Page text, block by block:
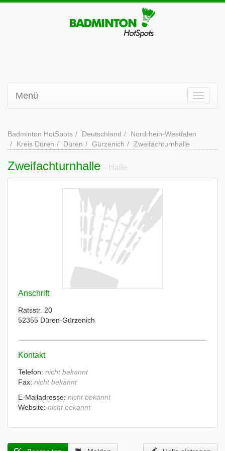
Menü
Badminton HotSpots Deutschland
Nordrhein-Westfalen
Kreis Düren
Düren Gürzenich Zweifachturnhalle
Zweifachturnhalle - Halle
Anschrift
Ratsstr. 20
52355 Düren-Gürzenich
Kontakt
Telefon: nicht bekannt
Fax: nicht bekannt
E-Mailadresse: nicht bekannt
Website: nicht bekannt